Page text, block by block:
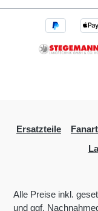
Ersatzteile
Alle Preise inkl.
und ggf.